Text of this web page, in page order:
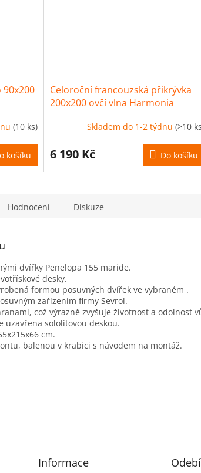
90x200
(10 ks)
košíku
Celoroční francouzská přikrývka
200x200 ovčí vlna Harmonia
Skladem do 1-2 týdnu (>10
6 190 Kč Do košíku
Hodnocení Diskuze
dvířky Penelopa 155 maride.
desky.
formou posuvných dvířek ve vybraném .
zařízením firmy Sevrol.
což výrazně zvyšuje životnost a odolnost
uzavřena sololitovou deskou.
cm.
balenou v krabici s návodem na montáž.
Informace